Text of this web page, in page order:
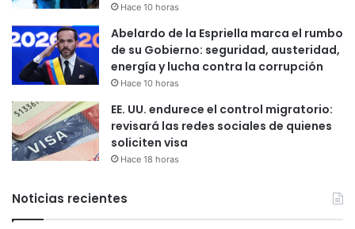
Hace 10 horas
Abelardo de la Espriella marca el rumbo
de su Gobierno: seguridad, austeridad,
energía y lucha contra la corrupción
Hace 10 horas
EE. UU. endurece el control migratorio:
revisará las redes sociales de quienes
soliciten visa
Hace 18 horas
Noticias recientes